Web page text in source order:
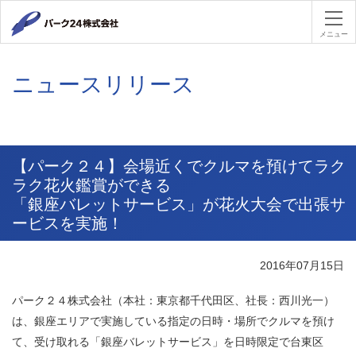
パーク２
メニュー
ニュースリリース
【パーク２４】会場近くでクルマを預けてラク
ラク花火鑑賞ができる
「銀座バレットサービス」が花火大会で出張サ
ービスを実施！
2016年07月15日
パーク２４株式会社（本社：東京都千代田区、社長：西川光一）
は、銀座エリアで実施している指定の日時・場所でクルマを預け
て、受け取れる「銀座バレットサービス」を日時限定で台東区